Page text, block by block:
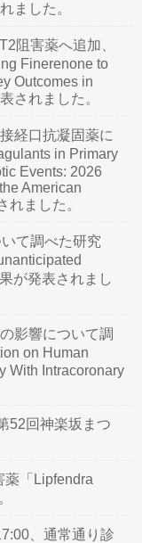
ました。
阻害薬へ追加、
Finerenone to
Outcomes in
されました。
経口抗凝固薬に
in Primary
Events: 2026
American
ました。
て調べた研究
が発表されまし
影響について調
on Human
With Intracoronary
52回神楽坂まつ
薬「Lipfendra
、通常通り診